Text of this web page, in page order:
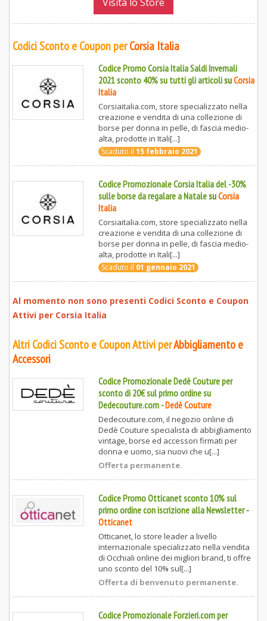
Codici Sconto e Coupon perCorsia Italia
Codice Promo Corsia Italia Saldi Invernali
2021 sconto 40% su tutti gli articolisuCorsia
Italia
Corsiaitalia.com, store specializzato nella
creazione e vendita di una collezione di
borse per donna in pelle, di fascia medio-
alta, prodotte in Itali[...]
Scaduto il 15 febbraio 2021
Codice Promozionale Corsia Italia del -30%
sulle borse da regalare a NatalesuCorsia
Italia
Corsiaitalia.com, store specializzato nella
creazione e vendita di una collezione di
borse per donna in pelle, di fascia medio-
alta, prodotte in Itali[...]
Scaduto il 01 gennaio 2021
Al momento non sono presenti Codici Sconto e Coupon
Attivi per Corsia Italia
Altri Codici Sconto e Coupon Attivi perAbbigliamento e
Accessori
Codice Promozionale Dedè Couture per
sconto di 20€ sul primo ordine su
Dedecouture.com-Dedè Couture
Dedecouture.com, il negozio online di
Dedè Couture specialista di abbigliamento
vintage, borse ed accessori firmati per
donna e uomo, sia nuovi che u[...]
Offerta permanente.
Codice Promo Otticanet sconto 10% sul
primo ordine con iscrizione alla Newsletter-
Otticanet
Otticanet, lo store leader a livello
internazionale specializzato nella vendita
di Occhiali online dei migliori brand, ti offre
uno sconto del 10% sul[...]
Offerta di benvenuto permanente.
Codice Promozionale Forzieri.com per